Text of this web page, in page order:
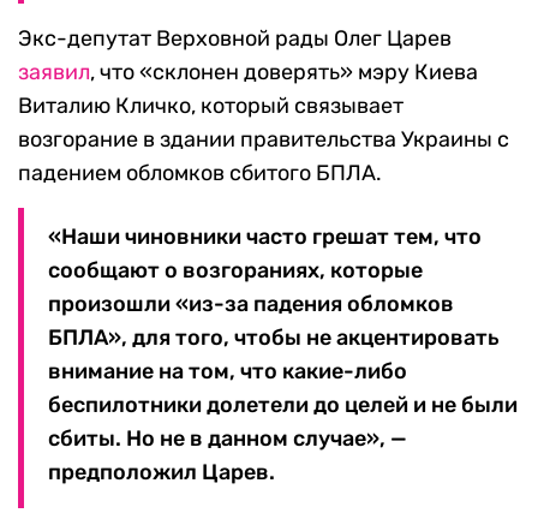
Экс-депутат Верховной рады Олег Царев
заявил, что «склонен доверять» мэру Киева
Виталию Кличко, который связывает
возгорание в здании правительства Украины с
падением обломков сбитого БПЛА.
«Наши чиновники часто грешат тем, что
сообщают о возгораниях, которые
произошли «из-за падения обломков
БПЛА», для того, чтобы не акцентировать
внимание на том, что какие-либо
беспилотники долетели до целей и не были
сбиты. Но не в данном случае», —
предположил Царев.